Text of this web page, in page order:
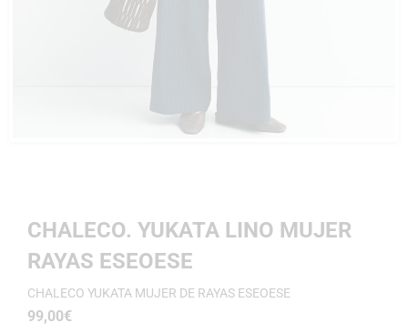
CHALECO. YUKATA LINO MUJER
RAYAS ESEOESE
CHALECO YUKATA MUJER DE RAYAS ESEOESE
99,00€